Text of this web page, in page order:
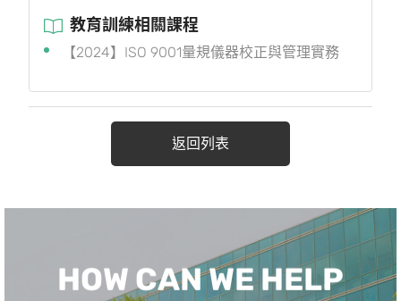
教育訓練相關課程
【2024】ISO 9001量規儀器校正與管理實務
返回列表
HOW CAN WE HELP